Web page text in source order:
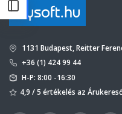
1131 Budapest, Reitter
+36 (1) 424 99 44
H-P: 8:00 -16:30
4,9 / 5 értékelés az